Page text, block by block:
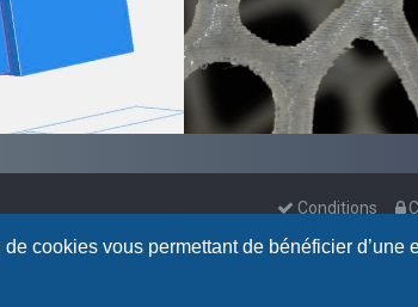
cookies vous permettant de bénéficier
Conditions